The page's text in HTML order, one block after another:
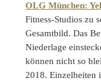
OLG München:
Fitness-Studios zu
Gesamtbild. Das
Niederlage
können nicht so
2018. Einzelheiten